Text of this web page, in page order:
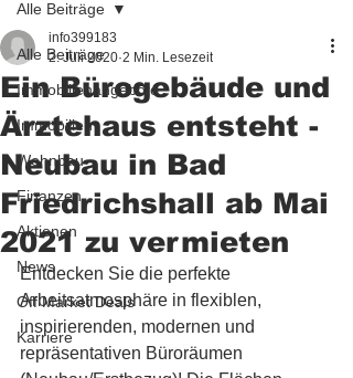
Alle Beiträge
Immobilienangebote
Immobilien
Wohnbau
Finanzen
Aktionen
News
Off Market Deals
Karriere
Alle Beiträge
Ein Bürogebäude und
Ärztehaus entsteht -
Neubau in Bad
Friedrichshall ab Mai
2021 zu vermieten
info399183
2. Juli 2020 2 Min. Lesezeit
Entdecken Sie die perfekte
Arbeitsatmosphäre in flexiblen,
inspirierenden, modernen und
repräsentativen Büroräumen